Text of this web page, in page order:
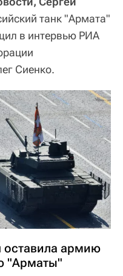
танк "Армата"
в интервью РИА
Сиенко.
оставила армию
"Арматы"